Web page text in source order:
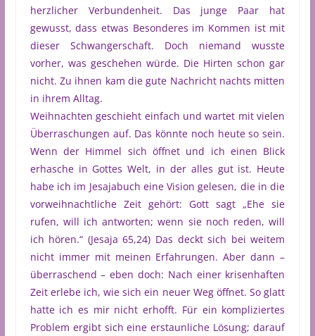
herzlicher Verbundenheit. Das junge Paar hat
gewusst, dass etwas Besonderes im Kommen ist mit
dieser Schwangerschaft. Doch niemand wusste
vorher, was geschehen würde. Die Hirten schon gar
nicht. Zu ihnen kam die gute Nachricht nachts mitten
in ihrem Alltag.
Weihnachten geschieht einfach und wartet mit vielen
Überraschungen auf. Das könnte noch heute so sein.
Wenn der Himmel sich öffnet und ich einen Blick
erhasche in Gottes Welt, in der alles gut ist. Heute
habe ich im Jesajabuch eine Vision gelesen, die in die
vorweihnachtliche Zeit gehört: Gott sagt „Ehe sie
rufen, will ich antworten; wenn sie noch reden, will
ich hören.“ (Jesaja 65,24) Das deckt sich bei weitem
nicht immer mit meinen Erfahrungen. Aber dann –
überraschend – eben doch: Nach einer krisenhaften
Zeit erlebe ich, wie sich ein neuer Weg öffnet. So glatt
hatte ich es mir nicht erhofft. Für ein kompliziertes
Problem ergibt sich eine erstaunliche Lösung; darauf